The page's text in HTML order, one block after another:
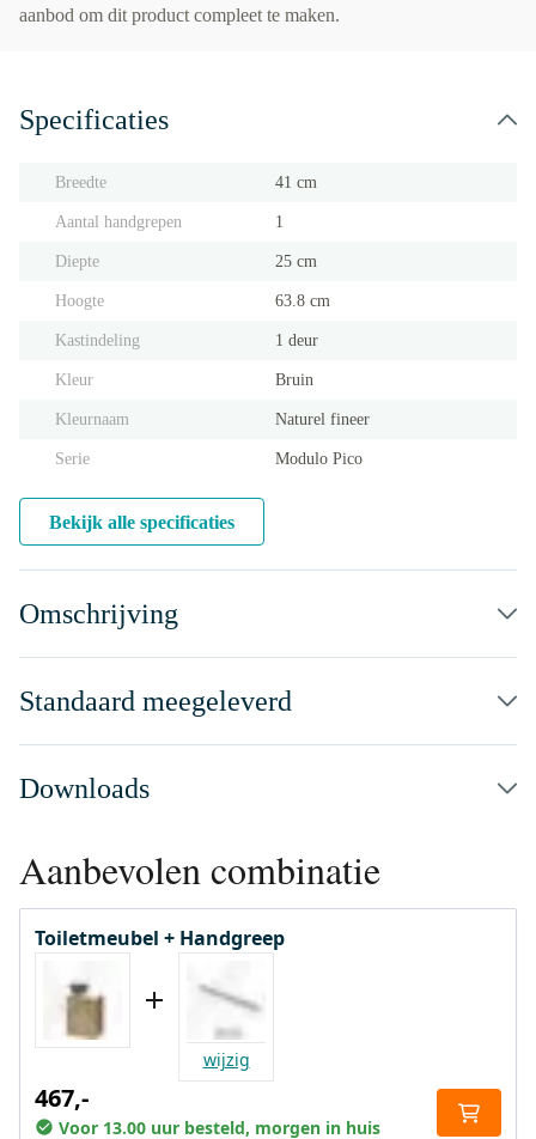
aanbod om dit product compleet te maken.
Specificaties
Breedte 41 cm
Aantal handgrepen 1
Diepte 25 cm
Hoogte 63.8 cm
Kastindeling 1 deur
Kleur Bruin
Kleurnaam Naturel fineer
Serie Modulo Pico
Bekijk alle specificaties
Omschrijving
Standaard meegeleverd
Downloads
Aanbevolen combinatie
Toiletmeubel + Handgreep
wijzig
467,-
Voor 13.00 uur besteld, morgen in huis